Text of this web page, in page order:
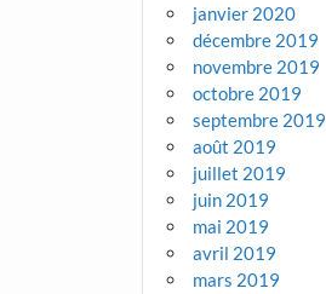
janvier 2020
décembre 2019
novembre 2019
octobre 2019
septembre 2019
août 2019
juillet 2019
juin 2019
mai 2019
avril 2019
mars 2019